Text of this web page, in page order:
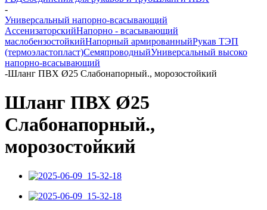
-
Универсальный напорно-всасывающий
АссенизаторскийНапорно - всасывающий
маслобензостойкийНапорный армированныйРукав ТЭП
(термоэластопласт)СемяпроводныйУниверсальный высоко
напорно-всасывающий
-Шланг ПВХ Ø25 Слабонапорный., морозостойкий
Шланг ПВХ Ø25
Слабонапорный.,
морозостойкий